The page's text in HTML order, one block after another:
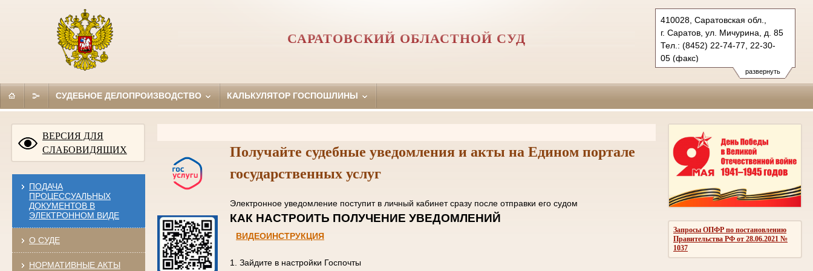
развернуть
410028, Саратовская обл.,
г. Саратов, ул. Мичурина, д. 85
Тел.: (8452) 22-74-77, 22-30-
05 (факс)
oblsud.sar@sudrf.ru
САРАТОВСКИЙ ОБЛАСТНОЙ СУД
СУДЕБНОЕ ДЕЛОПРОИЗВОДСТВО КАЛЬКУЛЯТОР ГОСПОШЛИНЫ
ВЕРСИЯ ДЛЯ
СЛАБОВИДЯЩИХ
ПОДАЧА
ПРОЦЕССУАЛЬНЫХ
ДОКУМЕНТОВ В
ЭЛЕКТРОННОМ ВИДЕ
О СУДЕ
НОРМАТИВНЫЕ АКТЫ
Запросы ОПФР по постановлению
Правительства РФ от 28.06.2021 №
1037
Получайте судебные уведомления и акты на Едином портале
государственных услуг
Электронное уведомление поступит в личный кабинет сразу после отправки его судом
КАК НАСТРОИТЬ ПОЛУЧЕНИЕ УВЕДОМЛЕНИЙ
ВИДЕОИНСТРУКЦИЯ
1. Зайдите в настройки Госпочты